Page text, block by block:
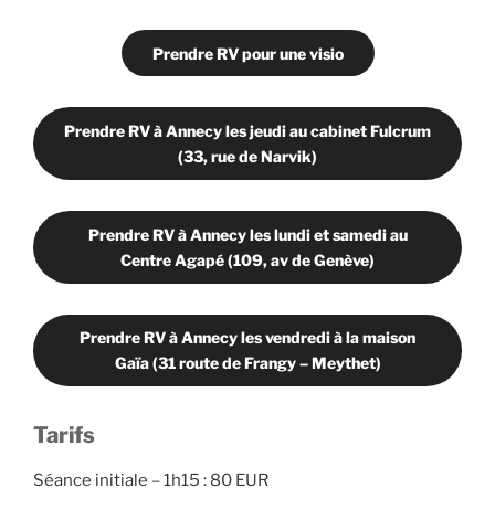
Prendre RV pour une visio
Prendre RV à Annecy les jeudi au cabinet Fulcrum
(33, rue de Narvik)
Prendre RV à Annecy les lundi et samedi au
Centre Agapé (109, av de Genève)
Prendre RV à Annecy les vendredi à la maison
Gaïa (31 route de Frangy – Meythet)
Tarifs
Séance initiale – 1h15 : 80 EUR